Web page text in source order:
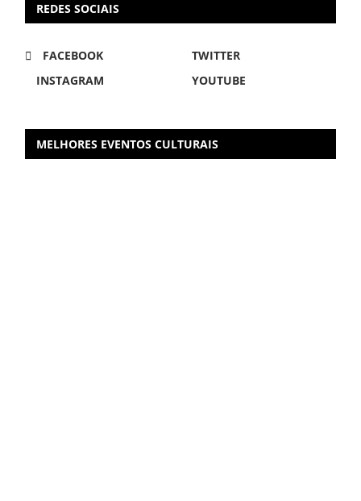
REDES SOCIAIS
FACEBOOK
TWITTER
INSTAGRAM
YOUTUBE
MELHORES EVENTOS CULTURAIS